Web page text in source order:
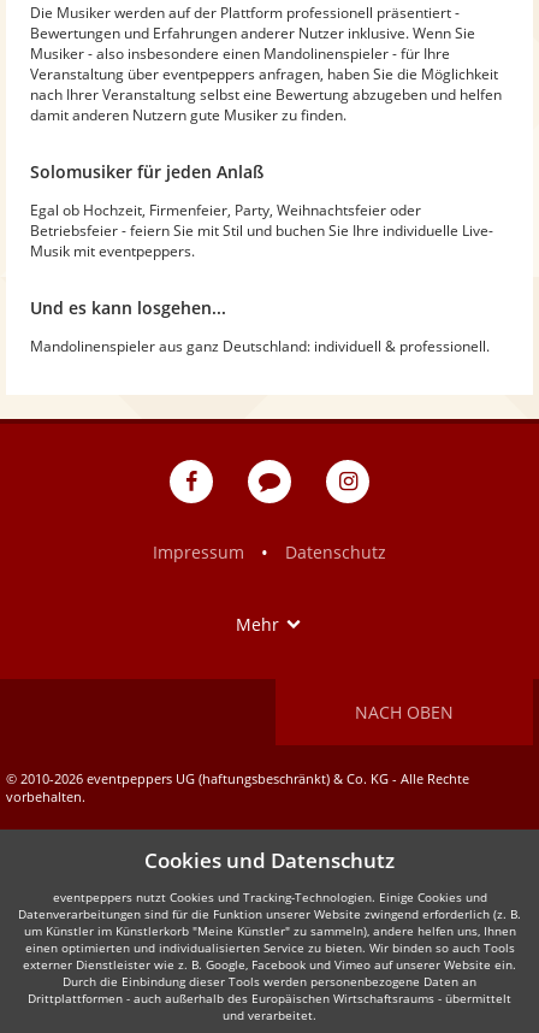
Die Musiker werden auf der Plattform professionell präsentiert -
Bewertungen und Erfahrungen anderer Nutzer inklusive. Wenn Sie
Musiker - also insbesondere einen Mandolinenspieler - für Ihre
Veranstaltung über eventpeppers anfragen, haben Sie die Möglichkeit
nach Ihrer Veranstaltung selbst eine Bewertung abzugeben und helfen
damit anderen Nutzern gute Musiker zu finden.
Solomusiker für jeden Anlaß
Egal ob Hochzeit, Firmenfeier, Party, Weihnachtsfeier oder
Betriebsfeier - feiern Sie mit Stil und buchen Sie Ihre individuelle Live-
Musik mit eventpeppers.
Und es kann losgehen...
Mandolinenspieler aus ganz Deutschland: individuell & professionell.
eventpeppers
Blog
eventpeppers
Impressum
• Datenschutz
Mehr
NACH OBEN
© 2010-2026 eventpeppers UG (haftungsbeschränkt) & Co. KG - Alle Rechte
vorbehalten.
Cookies und Datenschutz
eventpeppers nutzt Cookies und Tracking-Technologien. Einige Cookies und
Datenverarbeitungen sind für die Funktion unserer Website zwingend erforderlich (z. B.
um Künstler im Künstlerkorb "Meine Künstler" zu sammeln), andere helfen uns, Ihnen
einen optimierten und individualisierten Service zu bieten. Wir binden so auch Tools
externer Dienstleister wie z. B. Google, Facebook und Vimeo auf unserer Website ein.
Durch die Einbindung dieser Tools werden personenbezogene Daten an
Drittplattformen - auch außerhalb des Europäischen Wirtschaftsraums - übermittelt
und verarbeitet.